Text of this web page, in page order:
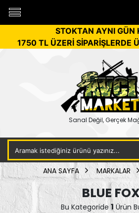
STOKTAN AYNI GÜN
1750 TL ÜZERİ SİPARİŞLERDE
Sanal Değil, Gerçek
ANA SAYFA MARKALAR
BLUE FOX
Bu Kategoride1 Ürün